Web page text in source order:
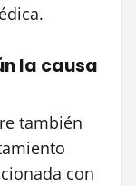
la causa
también
con